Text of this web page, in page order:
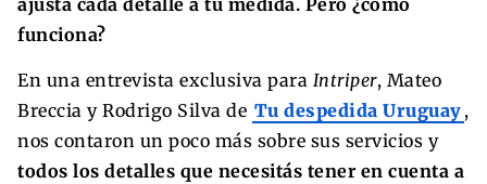
ajusta cada detalle a tu medida. Pero ¿cómo
funciona?
En una entrevista exclusiva para Intriper, Mateo
Breccia y Rodrigo Silva de Tu despedida Uruguay ,
nos contaron un poco más sobre sus servicios y
todos los detalles que necesitás tener en cuenta a